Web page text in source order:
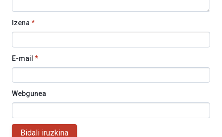
Izena*
E-mail *
Webgunea
Bidali iruzkina